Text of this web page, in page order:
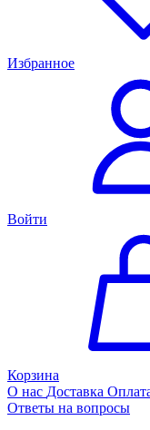
Избранное
Войти
Корзина
О нас Доставка
Ответы на вопросы